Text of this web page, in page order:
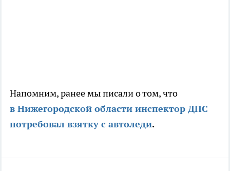
Напомним, ранее мы писали о том, что
в Нижегородской области инспектор ДПС
потребовал взятку с автоледи.